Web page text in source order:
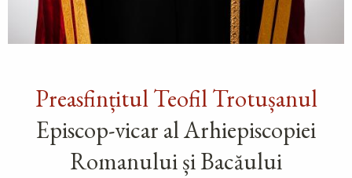
Preasfințitul Teofil Trotușanul
Episcop-vicar al Arhiepiscopiei
Romanului și Bacăului